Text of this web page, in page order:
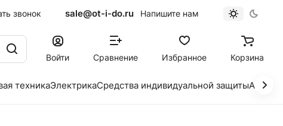
звонок sale@ot-i-do.ru Напишите нам
Войти Сравнение Избранное Корзина
техникаЭлектрикаСредства индивидуальной защиты